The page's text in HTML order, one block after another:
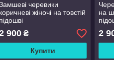
черевики
коричневі жіночі на товстій
підошві
900₴
Купити
на
2